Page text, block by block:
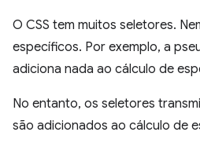
O CSS tem muitos seletores.
específicos. Por exemplo, a
adiciona nada ao cálculo de
No entanto, os seletores
são adicionados ao cálculo de